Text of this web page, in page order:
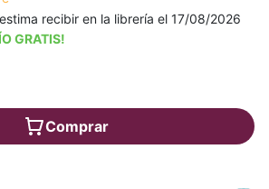
recibir en la librería el 17/08/2026
GRATIS!
Comprar